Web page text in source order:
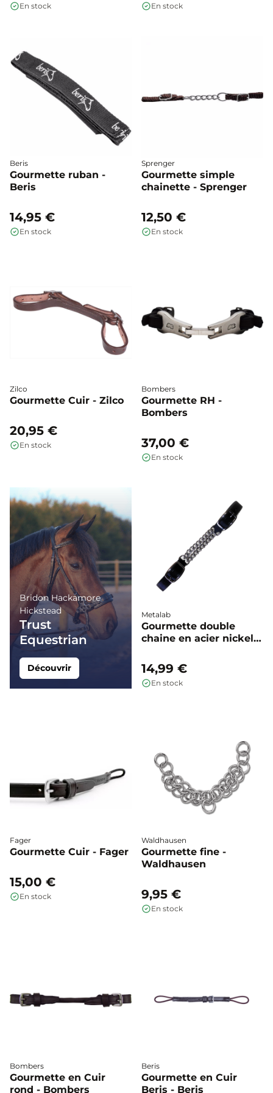
En stock En stock
Beris
Gourmette ruban -
Beris
14,95 €
En stock
Sprenger
Gourmette simple
chainette - Sprenger
12,50 €
En stock
Zilco
Gourmette Cuir - Zilco
20,95 €
En stock
Bombers
Gourmette RH -
Bombers
37,00 €
En stock
Bridon Hackamore
Hickstead
Trust
Equestrian
Découvrir
Metalab
Gourmette double
chaine en acier nickelé
14,99 €
En stock
Fager
Gourmette Cuir - Fager
15,00 €
En stock
Waldhausen
Gourmette fine -
Waldhausen
9,95 €
En stock
Bombers
Gourmette en Cuir
rond - Bombers
Beris
Gourmette en Cuir
Beris - Beris